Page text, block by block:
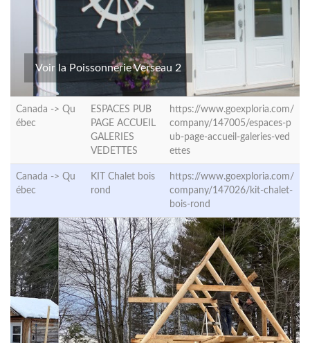
Voir la Poissonnerie Verseau 2
Canada -> Qu
ébec
ESPACES PUB
PAGE ACCUEIL
GALERIES
VEDETTES
https://www.goexploria.com/
company/147005/espaces-p
ub-page-accueil-galeries-ved
ettes
Canada -> Qu
ébec
KIT Chalet bois
rond
https://www.goexploria.com/
company/147026/kit-chalet-
bois-rond